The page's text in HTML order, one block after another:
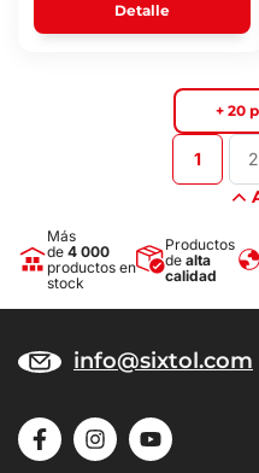
Detalle
+ 20
1 2
Más
de 4 000
productos en
stock
Productos
de alta
calidad
info@sixtol.com